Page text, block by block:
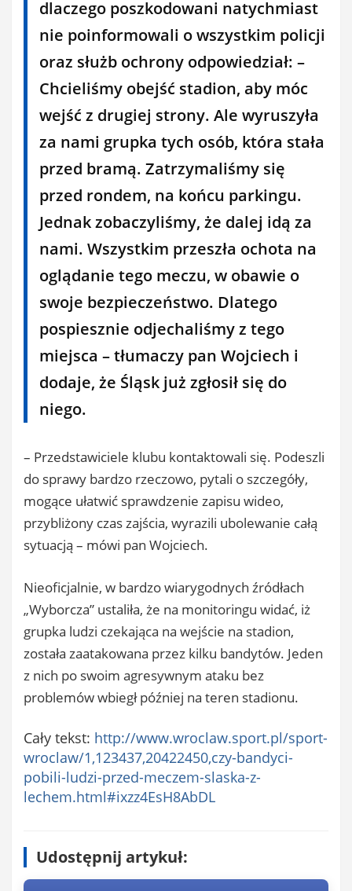
dlaczego poszkodowani natychmiast
nie poinformowali o wszystkim policji
oraz służb ochrony odpowiedział: –
Chcieliśmy obejść stadion, aby móc
wejść z drugiej strony. Ale wyruszyła
za nami grupka tych osób, która stała
przed bramą. Zatrzymaliśmy się
przed rondem, na końcu parkingu.
Jednak zobaczyliśmy, że dalej idą za
nami. Wszystkim przeszła ochota na
oglądanie tego meczu, w obawie o
swoje bezpieczeństwo. Dlatego
pospiesznie odjechaliśmy z tego
miejsca – tłumaczy pan Wojciech i
dodaje, że Śląsk już zgłosił się do
niego.
– Przedstawiciele klubu kontaktowali się. Podeszli
do sprawy bardzo rzeczowo, pytali o szczegóły,
mogące ułatwić sprawdzenie zapisu wideo,
przybliżony czas zajścia, wyrazili ubolewanie całą
sytuacją – mówi pan Wojciech.
Nieoficjalnie, w bardzo wiarygodnych źródłach
„Wyborcza” ustaliła, że na monitoringu widać, iż
grupka ludzi czekająca na wejście na stadion,
została zaatakowana przez kilku bandytów. Jeden
z nich po swoim agresywnym ataku bez
problemów wbiegł później na teren stadionu.
Cały tekst: http://www.wroclaw.sport.pl/sport-
wroclaw/1,123437,20422450,czy-bandyci-
pobili-ludzi-przed-meczem-slaska-z-
lechem.html#ixzz4EsH8AbDL
Udostępnij artykuł: